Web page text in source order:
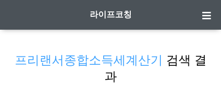
라이프코칭
프리랜서종합소득세계산기 검색 결
과